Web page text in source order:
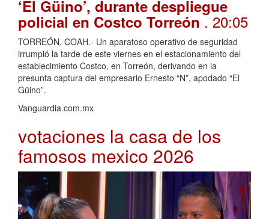
‘El Güino’, durante despliegue
policial en Costco Torreón. 20:05
TORREÓN, COAH.- Un aparatoso operativo de seguridad
irrumpió la tarde de este viernes en el estacionamiento del
establecimiento Costco, en Torreón, derivando en la
presunta captura del empresario Ernesto “N”, apodado “El
Güino”.
Vanguardia.com.mx
votaciones la casa de los
famosos mexico 2026